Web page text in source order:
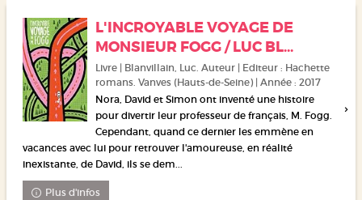
L'INCROYABLE VOYAGE DE
MONSIEUR FOGG / LUC BL...
Livre | Blanvillain, Luc. Auteur | Editeur : Hachette
romans. Vanves (Hauts-de-Seine) | Année : 2017
Nora, David et Simon ont inventé une histoire
pour divertir leur professeur de français, M. Fogg.
Cependant, quand ce dernier les emmène en
vacances avec lui pour retrouver l'amoureuse, en réalité
inexistante, de David, ils se dem...
Plus d'infos